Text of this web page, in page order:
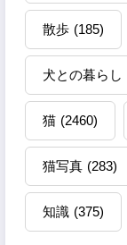
散歩 (185)
犬との暮らし
猫 (2460)
猫写真 (283)
知識 (375)